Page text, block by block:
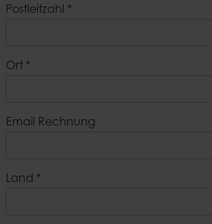
Postleitzahl *
Ort *
Email Rechnung
Land *